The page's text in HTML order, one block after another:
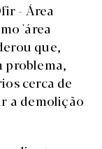
- Área
'área
que,
problema,
cerca de
a demolição